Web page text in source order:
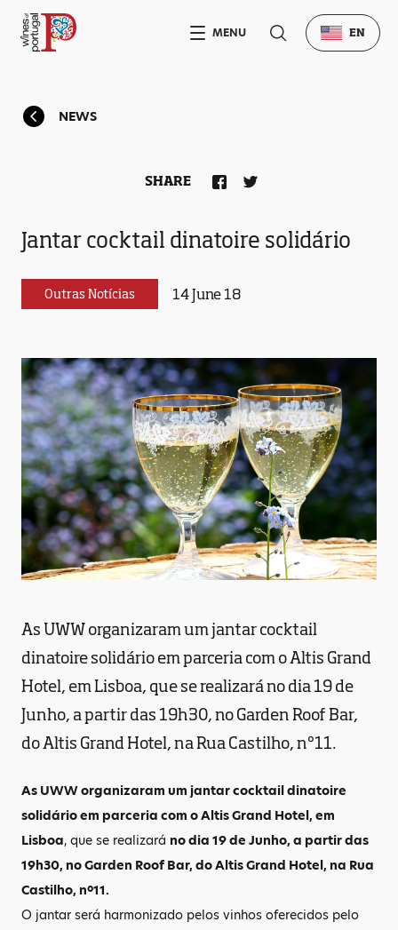
NEWS
Jantar cocktail dinatoire solidário
Outras Notícias 14 June 18
SHARE
As UWW organizaram um jantar cocktail
dinatoire solidário em parceria com o Altis Grand
Hotel, em Lisboa, que se realizará no dia 19 de
Junho, a partir das 19h30, no Garden Roof Bar,
do Altis Grand Hotel, na Rua Castilho, nº11.
As UWW organizaram um jantar cocktail dinatoire
solidário em parceria com o Altis Grand Hotel, em
Lisboa, que se realizará no dia 19 de Junho, a partir das
19h30, no Garden Roof Bar, do Altis Grand Hotel, na Rua
Castilho, nº11.
O jantar será harmonizado pelos vinhos oferecidos pelo
MENU EN